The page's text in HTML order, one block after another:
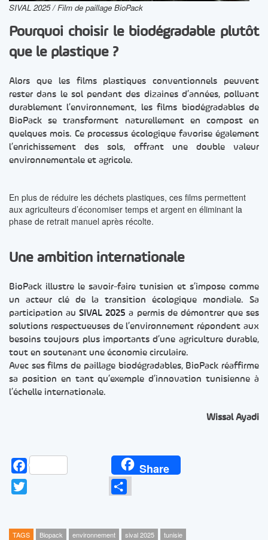
SIVAL 2025 / Film de paillage BioPack
Pourquoi choisir le biodégradable plutôt
que le plastique ?
Alors que les films plastiques conventionnels peuvent
rester dans le sol pendant des dizaines d’années, polluant
durablement l’environnement, les films biodégradables de
BioPack se transforment naturellement en compost en
quelques mois. Ce processus écologique favorise également
l’enrichissement des sols, offrant une double valeur
environnementale et agricole.
En plus de réduire les déchets plastiques, ces films permettent
aux agriculteurs d’économiser temps et argent en éliminant la
phase de retrait manuel après récolte.
Une ambition internationale
BioPack illustre le savoir-faire tunisien et s’impose comme
un acteur clé de la transition écologique mondiale. Sa
participation auSIVAL 2025 a permis de démontrer que ses
solutions respectueuses de l’environnement répondent aux
besoins toujours plus importants d’une agriculture durable,
tout en soutenant une économie circulaire.
Avec ses films de paillage biodégradables, BioPack réaffirme
sa position en tant qu’exemple d’innovation tunisienne à
l’échelle internationale.
Wissal Ayadi
Facebook Share
Partager
TAGS Biopack environnement sival 2025 tunisie